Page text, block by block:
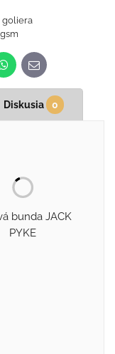
goliera
WhatsApp
E-
mail
Diskusia 0
bunda JACK
PYKE